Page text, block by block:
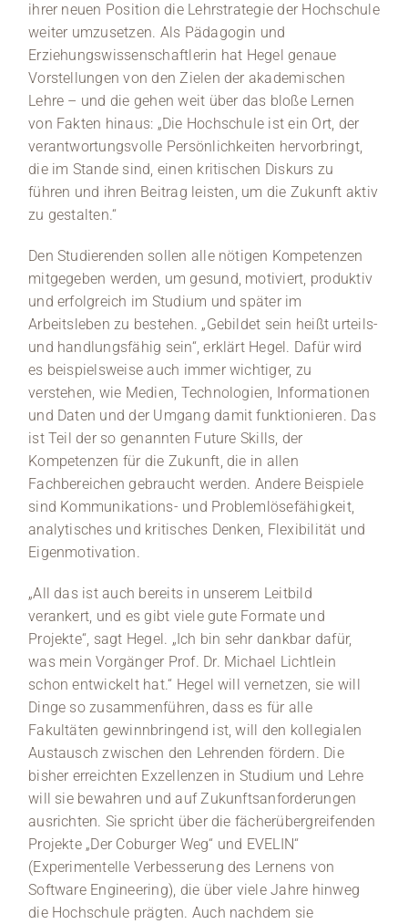
ihrer neuen Position die Lehrstrategie der Hochschule
weiter umzusetzen. Als Pädagogin und
Erziehungswissenschaftlerin hat Hegel genaue
Vorstellungen von den Zielen der akademischen
Lehre – und die gehen weit über das bloße Lernen
von Fakten hinaus: „Die Hochschule ist ein Ort, der
verantwortungsvolle Persönlichkeiten hervorbringt,
die im Stande sind, einen kritischen Diskurs zu
führen und ihren Beitrag leisten, um die Zukunft aktiv
zu gestalten.“
Den Studierenden sollen alle nötigen Kompetenzen
mitgegeben werden, um gesund, motiviert, produktiv
und erfolgreich im Studium und später im
Arbeitsleben zu bestehen. „Gebildet sein heißt urteils-
und handlungsfähig sein“, erklärt Hegel. Dafür wird
es beispielsweise auch immer wichtiger, zu
verstehen, wie Medien, Technologien, Informationen
und Daten und der Umgang damit funktionieren. Das
ist Teil der so genannten Future Skills, der
Kompetenzen für die Zukunft, die in allen
Fachbereichen gebraucht werden. Andere Beispiele
sind Kommunikations- und Problemlösefähigkeit,
analytisches und kritisches Denken, Flexibilität und
Eigenmotivation.
„All das ist auch bereits in unserem Leitbild
verankert, und es gibt viele gute Formate und
Projekte“, sagt Hegel. „Ich bin sehr dankbar dafür,
was mein Vorgänger Prof. Dr. Michael Lichtlein
schon entwickelt hat.“ Hegel will vernetzen, sie will
Dinge so zusammenführen, dass es für alle
Fakultäten gewinnbringend ist, will den kollegialen
Austausch zwischen den Lehrenden fördern. Die
bisher erreichten Exzellenzen in Studium und Lehre
will sie bewahren und auf Zukunftsanforderungen
ausrichten. Sie spricht über die fächerübergreifenden
Projekte „Der Coburger Weg“ und EVELIN“
(Experimentelle Verbesserung des Lernens von
Software Engineering), die über viele Jahre hinweg
die Hochschule prägten. Auch nachdem sie